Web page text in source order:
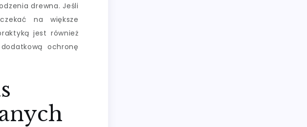
drewna. Jeśli
na większe
jest również
ochronę